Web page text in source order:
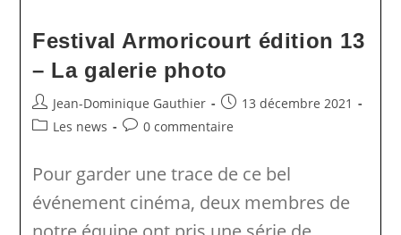
Festival Armoricourt édition 13
– La galerie photo
Auteur/autrice
de
Jean-Dominique Gauthier
Publication
publiée :
13 décembre 2021
PostLes news
Commentaires
publication :
0 commentaire
Pour garder une trace de ce bel
événement cinéma, deux membres de